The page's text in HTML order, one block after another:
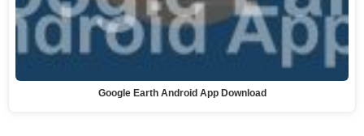
Google Earth Android App Download